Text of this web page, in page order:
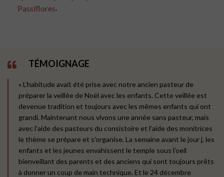
Passiflores.
TÉMOIGNAGE
« L’habitude avait été prise avec notre ancien pasteur de
préparer la veillée de Noël avec les enfants. Cette veillée est
devenue tradition et toujours avec les mêmes enfants qui ont
grandi. Maintenant nous vivons une année sans pasteur, mais
avec l’aide des pasteurs du consistoire et l’aide des monitrices
le thème se prépare et s’organise. La semaine avant le jour j, les
enfants et les jeunes envahissent le temple sous l’oeil
bienveillant des parents et des anciens qui sont toujours prêts
à donner un coup de main technique. Et le 24 décembre